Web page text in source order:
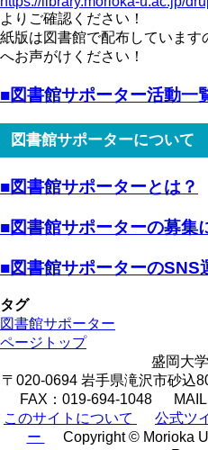
よりご確認ください！
紙版は図書館で配布していま
へお声がけください！
■図書館サポーター活動一
図書館サポーターについて
■図書館サポーターとは？
■図書館サポーターの募集
■図書館サポーターのSNS
タグ
図書館サポーター
ページトップ
盛岡大
〒020-0694 岩手県滝沢市砂
FAX：019-694-1048 MAIL
このサイトについて
公式ツ
ー
Copyright © Morioka